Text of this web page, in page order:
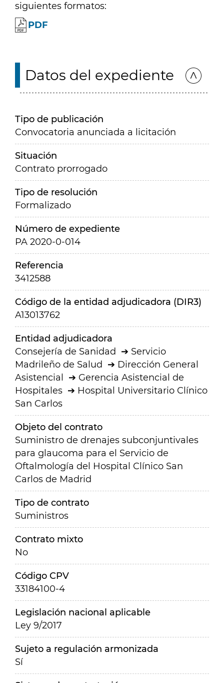
siguientes formatos:
PDF
Datos del expediente
Tipo de publicación
Convocatoria anunciada a licitación
Situación
Contrato prorrogado
Tipo de resolución
Formalizado
Número de expediente
PA 2020-0-014
Referencia
3412588
Código de la entidad adjudicadora (DIR3)
A13013762
Entidad adjudicadora
Consejería de Sanidad
Servicio
Madrileño de Salud
Dirección General
Asistencial
Gerencia Asistencial de
Hospitales
Hospital Universitario Clínico
San Carlos
Objeto del contrato
Suministro de drenajes subconjuntivales
para glaucoma para el Servicio de
Oftalmología del Hospital Clínico San
Carlos de Madrid
Tipo de contrato
Suministros
Contrato mixto
No
Código CPV
33184100-4
Legislación nacional aplicable
Ley 9/2017
Sujeto a regulación armonizada
Sí